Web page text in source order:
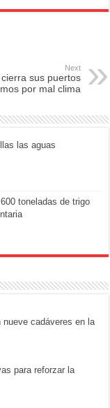
Next
cierra sus puertos
por mal clima
las aguas
toneladas de trigo
nueve cadáveres en la
para reforzar la